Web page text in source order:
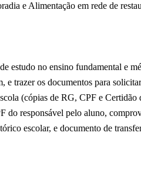
e Alimentação em rede de
estudo no ensino fundamental e
e trazer os documentos para
(cópias de RG, CPF e Certidão
do responsável pelo aluno,
escolar, e documento de